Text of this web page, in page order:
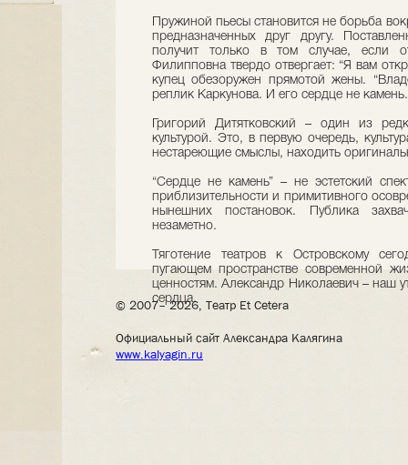
Пружиной пьесы становится не борьба
предназначенных друг другу.
получит только в том случае, если
Филипповна твердо отвергает: “Я вам
купец обезоружен прямотой жены.
реплик Каркунова. И его сердце не камень.
Григорий Дитятковский – один из
культурой. Это, в первую очередь,
нестареющие смыслы, находить
“Сердце не камень” – не эстетский
приблизительности и примитивного
нынешних постановок. Публика
незаметно.
Тяготение театров к Островскому
пугающем пространстве современной
ценностям. Александр Николаевич – наш
сердца.
© 2007– 2026, Театр Et Cetera
Официальный сайт Александра Калягина
www.kalyagin.ru